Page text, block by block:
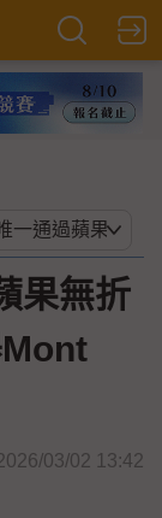
果無折
03/02 13:42